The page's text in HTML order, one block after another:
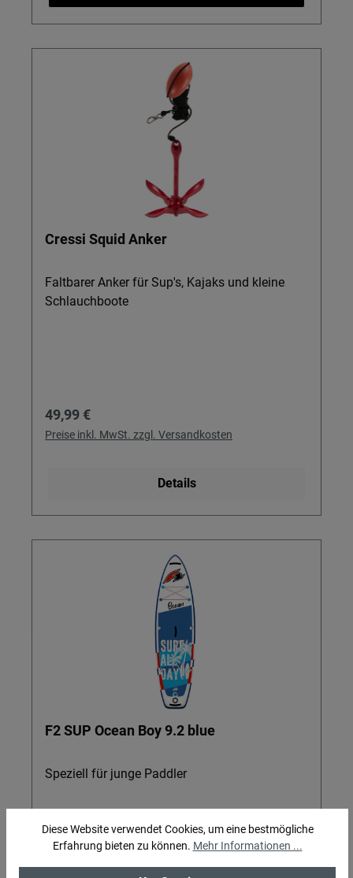
Diese Website verwendet Cookies, um eine bestmögliche
Erfahrung bieten zu können. Mehr Informationen ...
Cressi Squid Anker
Faltbarer Anker für Sup's, Kajaks und kleine
Schlauchboote
Regulärer Preis:
49,99 €
Preise inkl. MwSt. zzgl. Versandkosten
Details
F2 SUP Ocean Boy 9.2 blue
Speziell für junge Paddler